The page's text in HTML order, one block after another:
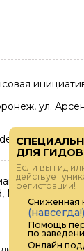
ул.
карты
МИР
ДЛЯ ГИДОВ
Если вы гид
действует
регистрации!
Сниженная
(навсегда!)
Помощь
по
Онлайн